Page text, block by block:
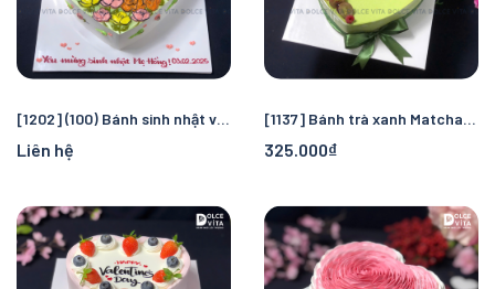
[1202] (100) Bánh sinh nhật vẽ hình mẹ – Quà tặng ý nghĩa
Liên hệ
[1137] Bánh trà xanh Matcha Yogurt – Hình trái tim ngọt ngào cho ngày đặc biệt
325.000₫